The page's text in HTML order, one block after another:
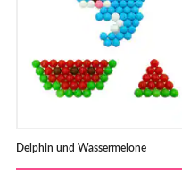
Delphin und Wassermelone